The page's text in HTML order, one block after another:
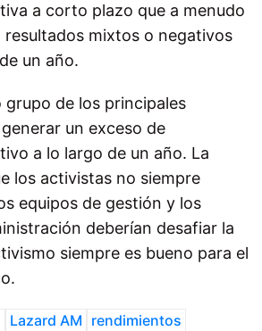
a corto plazo que a menudo
resultados mixtos o negativos
un año.
grupo de los principales
un exceso de
a lo largo de un año. La
los activistas no siempre
equipos de gestión y los
deberían desafiar la
siempre es bueno para el
Lazard AM rendimientos